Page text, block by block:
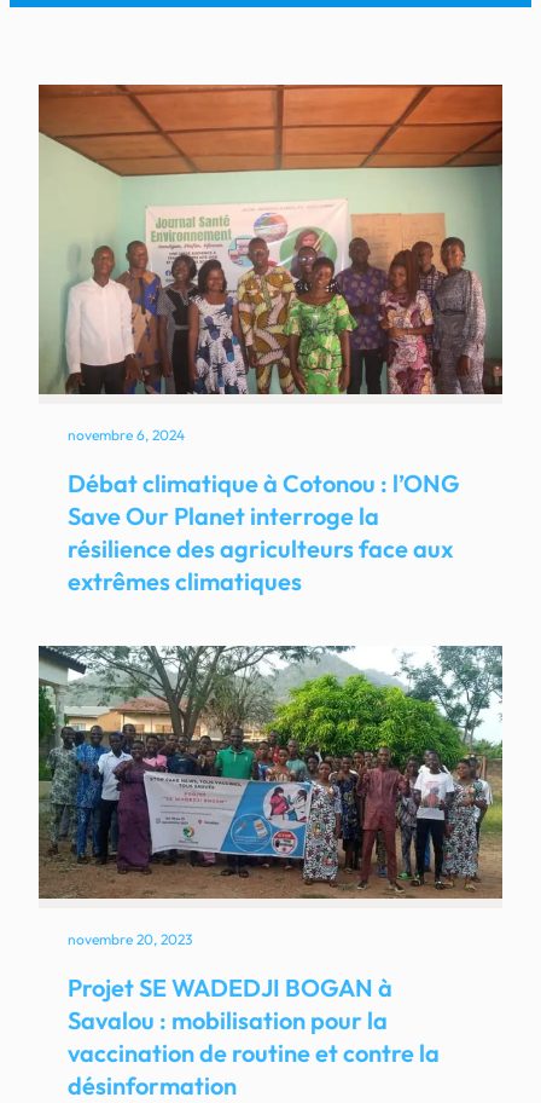
novembre 6, 2024
Débat climatique à Cotonou : l’ONG
Save Our Planet interroge la
résilience des agriculteurs face aux
extrêmes climatiques
novembre 20, 2023
Projet SE WADEDJI BOGAN à
Savalou : mobilisation pour la
vaccination de routine et contre la
désinformation